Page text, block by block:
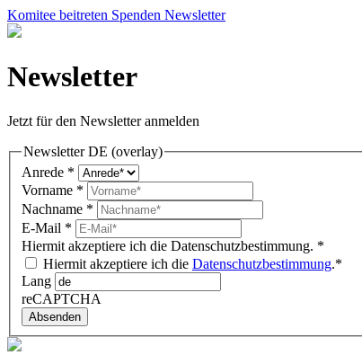
Komitee beitreten Spenden Newsletter
Newsletter
Jetzt für den Newsletter anmelden
Newsletter DE (overlay)
Anrede *
Vorname *
Nachname *
E-Mail *
Hiermit akzeptiere ich die Datenschutzbestimmung. *
Hiermit akzeptiere ich die Datenschutzbestimmung.*
Lang
reCAPTCHA
Absenden